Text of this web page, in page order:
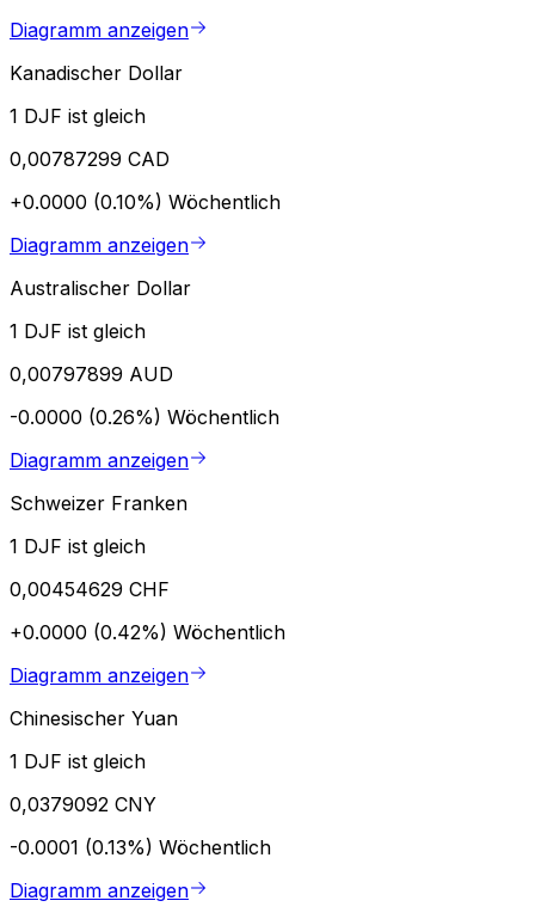
Diagramm anzeigen
Kanadischer Dollar
1 DJF ist gleich
0,00787299 CAD
+0.0000 (0.10%) Wöchentlich
Diagramm anzeigen
Australischer Dollar
1 DJF ist gleich
0,00797899 AUD
-0.0000 (0.26%) Wöchentlich
Diagramm anzeigen
Schweizer Franken
1 DJF ist gleich
0,00454629 CHF
+0.0000 (0.42%) Wöchentlich
Diagramm anzeigen
Chinesischer Yuan
1 DJF ist gleich
0,0379092 CNY
-0.0001 (0.13%) Wöchentlich
Diagramm anzeigen